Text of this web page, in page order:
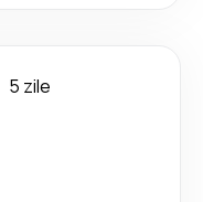
5 zile